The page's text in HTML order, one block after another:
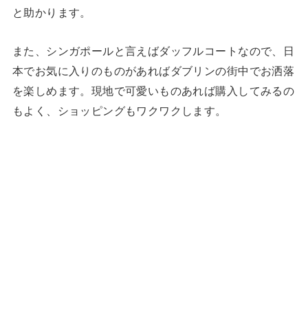
と助かります。
また、シンガポールと言えばダッフルコートなので、日
本でお気に入りのものがあればダブリンの街中でお洒落
を楽しめます。現地で可愛いものあれば購入してみるの
もよく、ショッピングもワクワクします。